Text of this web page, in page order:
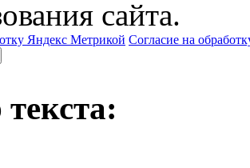
сайта.
Яндекс Метрикой Согласие на